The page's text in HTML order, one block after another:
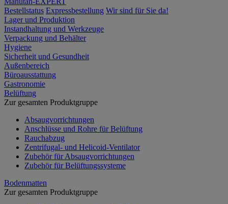
Bestellstatus Expressbestellung Wir sind für Sie da!
Lager und Produktion
Instandhaltung und Werkzeuge
Verpackung und Behälter
Hygiene
Sicherheit und Gesundheit
Außenbereich
Büroausstattung
Gastronomie
Belüftung
Zur gesamten Produktgruppe
Absaugvorrichtungen
Anschlüsse und Rohre für Belüftung
Rauchabzug
Zentrifugal- und Helicoid-Ventilator
Zubehör für Absaugvorrichtungen
Zubehör für Belüftungssysteme
Bodenmatten
Zur gesamten Produktgruppe